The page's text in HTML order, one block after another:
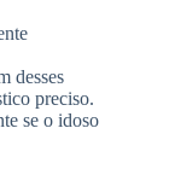
desses
preciso.
se o idoso